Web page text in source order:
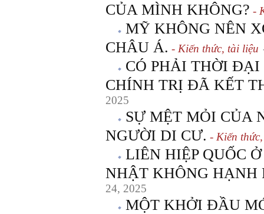
CỦA MÌNH KHÔNG? -
MỸ KHÔNG NÊN
CHÂU Á. - Kiến thức, tài liệu
CÓ PHẢI THỜI
CHÍNH TRỊ ĐÃ KẾT
2025
SỰ MỆT MỎI CỦA
NGƯỜI DI CƯ. - Kiến
LIÊN HIỆP QUỐC
NHẬT KHÔNG HẠNH
24, 2025
MỘT KHỞI ĐẦU